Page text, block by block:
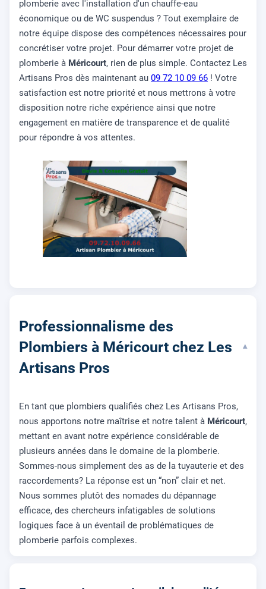
plomberie avec l'installation d'un chauffe-eau
économique ou de WC suspendus ? Tout exemplaire de
notre équipe dispose des compétences nécessaires pour
concrétiser votre projet. Pour démarrer votre projet de
plomberie à Méricourt, rien de plus simple. Contactez Les
Artisans Pros dès maintenant au 09 72 10 09 66 ! Votre
satisfaction est notre priorité et nous mettrons à votre
disposition notre riche expérience ainsi que notre
engagement en matière de transparence et de qualité
pour répondre à vos attentes.
Professionnalisme des
Plombiers à Méricourt chez Les
Artisans Pros
▾
En tant que plombiers qualifiés chez Les Artisans Pros,
nous apportons notre maîtrise et notre talent à Méricourt,
mettant en avant notre expérience considérable de
plusieurs années dans le domaine de la plomberie.
Sommes-nous simplement des as de la tuyauterie et des
raccordements? La réponse est un “non” clair et net.
Nous sommes plutôt des nomades du dépannage
efficace, des chercheurs infatigables de solutions
logiques face à un éventail de problématiques de
plomberie parfois complexes.